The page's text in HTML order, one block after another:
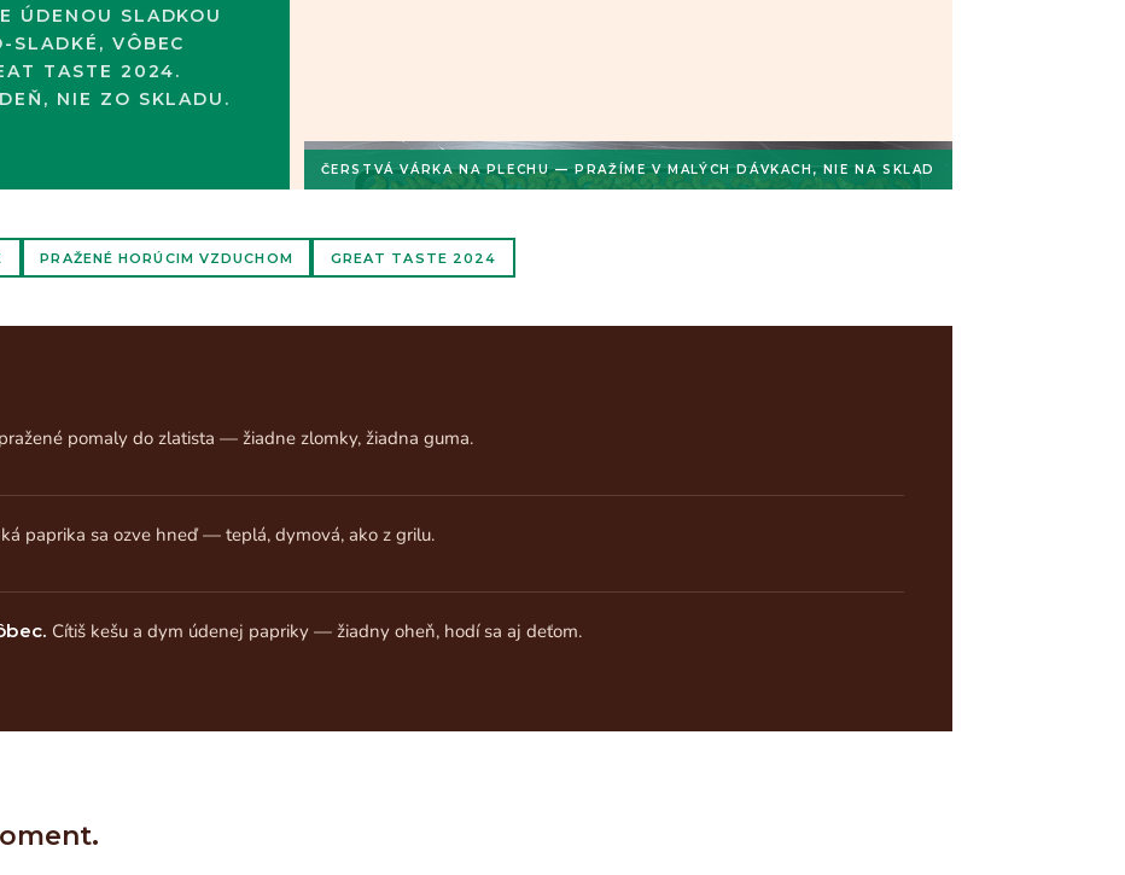
ÚDENOU SLADKOU
SLADKÉ, VÔBEC
TASTE 2024.
NIE ZO SKLADU.
ČERSTVÁ VÁRKA NA PLECHU — PRAŽÍME V MALÝCH DÁVKACH, NIE NA SKLAD
PRAŽENÉ HORÚCIM VZDUCHOM GREAT TASTE 2024
pomaly do zlatista — žiadne zlomky, žiadna guma.
paprika sa ozve hneď — teplá, dymová, ako z grilu.
Cítiš kešu a dym údenej papriky — žiadny oheň, hodí sa aj deťom.